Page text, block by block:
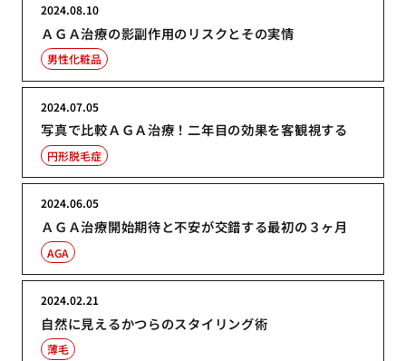
ＡＧＡ治療の影副作用のリスクとその実情
2024.08.10
男性化粧品
写真で比較ＡＧＡ治療！二年目の効果を客観視する
2024.07.05
円形脱毛症
ＡＧＡ治療開始期待と不安が交錯する最初の３ヶ月
2024.06.05
AGA
自然に見えるかつらのスタイリング術
2024.02.21
薄毛